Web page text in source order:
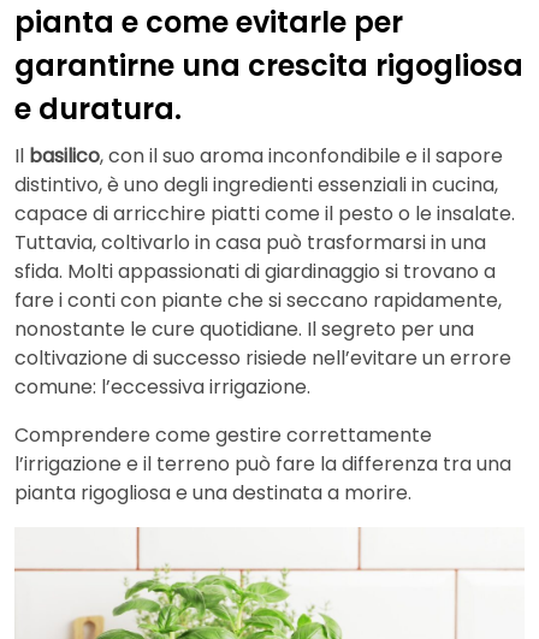
pianta e come evitarle per
garantirne una crescita rigogliosa
e duratura.
Il basilico, con il suo aroma inconfondibile e il sapore
distintivo, è uno degli ingredienti essenziali in cucina,
capace di arricchire piatti come il pesto o le insalate.
Tuttavia, coltivarlo in casa può trasformarsi in una
sfida. Molti appassionati di giardinaggio si trovano a
fare i conti con piante che si seccano rapidamente,
nonostante le cure quotidiane. Il segreto per una
coltivazione di successo risiede nell’evitare un errore
comune: l’eccessiva irrigazione.
Comprendere come gestire correttamente
l’irrigazione e il terreno può fare la differenza tra una
pianta rigogliosa e una destinata a morire.